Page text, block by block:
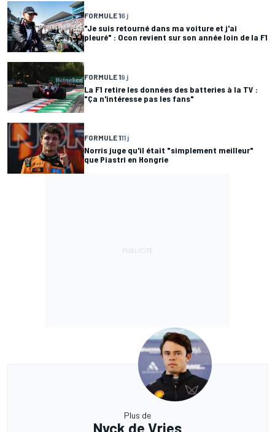
FORMULE 16 j
"Je suis retourné dans ma voiture et j'ai
pleuré" : Ocon revient sur son année loin de la F1
FORMULE 19 j
La F1 retire les données des batteries à la TV :
"Ça n'intéresse pas les fans"
FORMULE 111 j
Norris juge qu'il était "simplement meilleur"
que Piastri en Hongrie
Plus de
Nyck de Vries